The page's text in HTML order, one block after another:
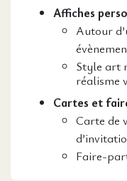
Affiches
Autour
Style art
réalisme
Cartes et
Carte de
Faire-